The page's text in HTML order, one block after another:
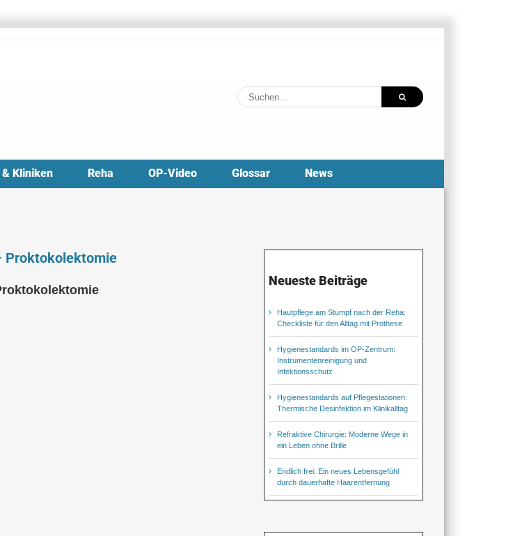
Suche
nach:
Kliniken Reha OP-Video Glossar News
Proktokolektomie
Neueste Beiträge
Hautpflege am Stumpf nach der Reha:
Checkliste für den Alltag mit Prothese
Hygienestandards im OP-Zentrum:
Instrumentenreinigung und
Infektionsschutz
Hygienestandards auf Pflegestationen:
Thermische Desinfektion im Klinikalltag
Refraktive Chirurgie: Moderne Wege in
ein Leben ohne Brille
Endlich frei: Ein neues Lebensgefühl
durch dauerhafte Haarentfernung